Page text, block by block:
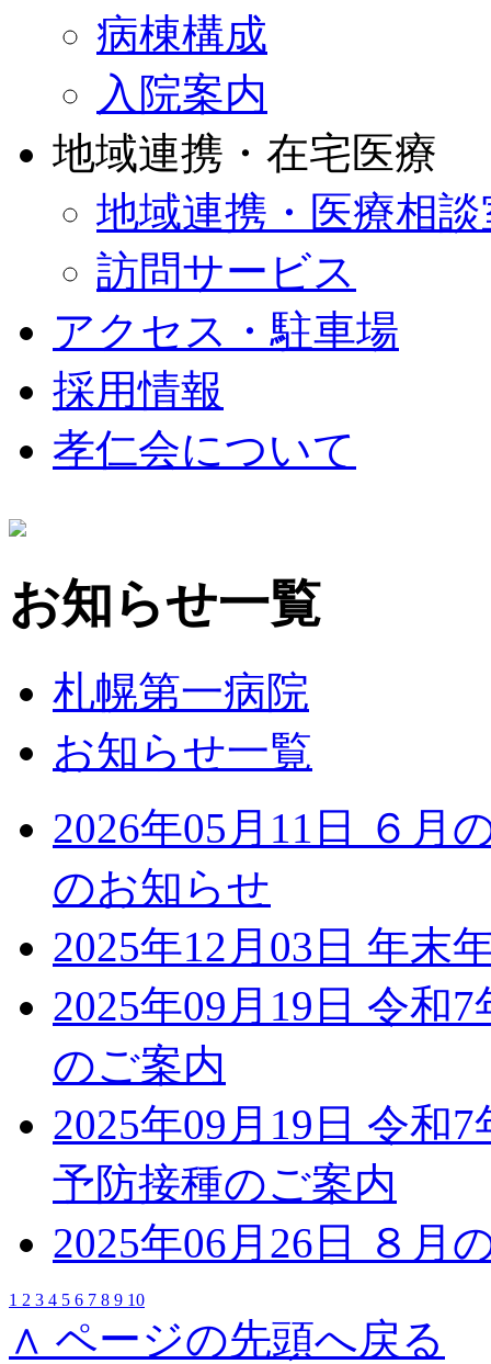
病棟構成
入院案内
地域連携・在宅医療
地域連携・医療相談
訪問サービス
アクセス・駐車場
採用情報
孝仁会について
お知らせ一覧
札幌第一病院
お知らせ一覧
2026年05月11日
６月
のお知らせ
2025年12月03日 年末
2025年09月19日 令和7
のご案内
2025年09月19日 令和7
予防接種のご案内
2025年06月26日
８月
1 2 3 4 5 6 7 8 9 10
∧ ページの先頭へ戻る